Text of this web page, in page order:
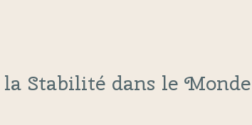
Stabilité dans le Monde